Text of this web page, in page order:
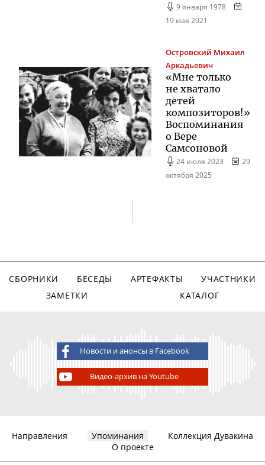
9 января 1978
19 мая 2021
Островский Михаил
Аркадьевич
«Мне только
не хватало
детей
композиторов!»
Воспоминания
о Вере
Самсоновой
24 июля 2023
29
октября 2025
СБОРНИКИ БЕСЕДЫ АРТЕФАКТЫ
УЧАСТНИКИ
ЗАМЕТКИ
КАТАЛОГ
Новости и анонсы в Facebook
Видео-архив на Youtube
Направления Упоминания
Коллекция Дувакина
О проекте